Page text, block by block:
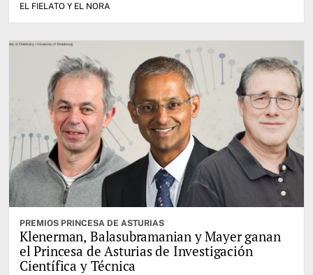
EL FIELATO Y EL NORA
PREMIOS PRINCESA DE ASTURIAS
Klenerman, Balasubramanian y Mayer ganan
el Princesa de Asturias de Investigación
Científica y Técnica